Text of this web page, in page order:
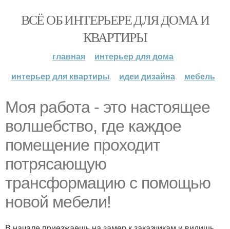
ВСЁ ОБ ИНТЕРЬЕРЕ ДЛЯ ДОМА И
КВАРТИРЫ
главная
интерьер для дома
интерьер для квартиры
идеи дизайна мебель
Моя работа - это настоящее
волшебство, где каждое
помещение проходит
потрясающую
трансформацию с помощью
новой мебели!